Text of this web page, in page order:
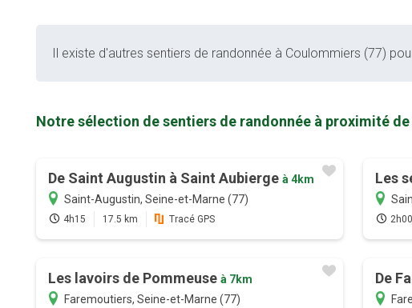
Il existe d'autres sentiers de randonnée à Coulommiers (77)
Notre sélection de sentiers de randonnée à proximité
De Saint Augustin à Saint Aubierge à 4km
Saint-Augustin, Seine-et-Marne (77)
4h15 17.5 km Tracé GPS
Les
2h00
Les lavoirs de Pommeuse à 7km
Faremoutiers, Seine-et-Marne (77)
De